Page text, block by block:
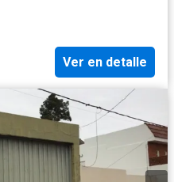
Ver en detalle